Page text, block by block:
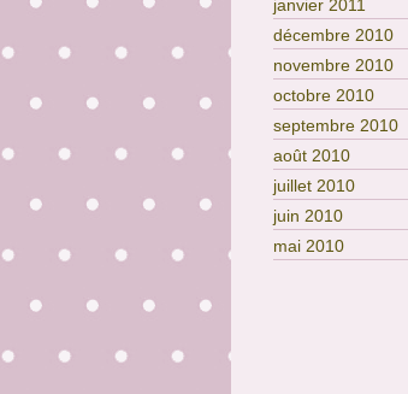
janvier 2011
décembre 2010
novembre 2010
octobre 2010
septembre 2010
août 2010
juillet 2010
juin 2010
mai 2010